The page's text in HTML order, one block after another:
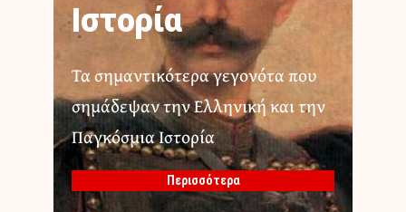
Ιστορία
Τα σημαντικότερα γεγονότα που
σημάδεψαν την Ελληνική και την
Παγκόσμια Ιστορία
Περισσότερα